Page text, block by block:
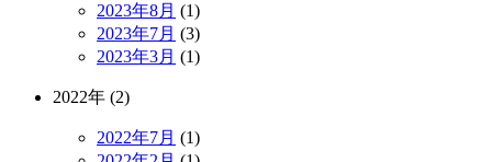
2023年8月 (1)
2023年7月 (3)
2023年3月 (1)
2022年 (2)
2022年7月 (1)